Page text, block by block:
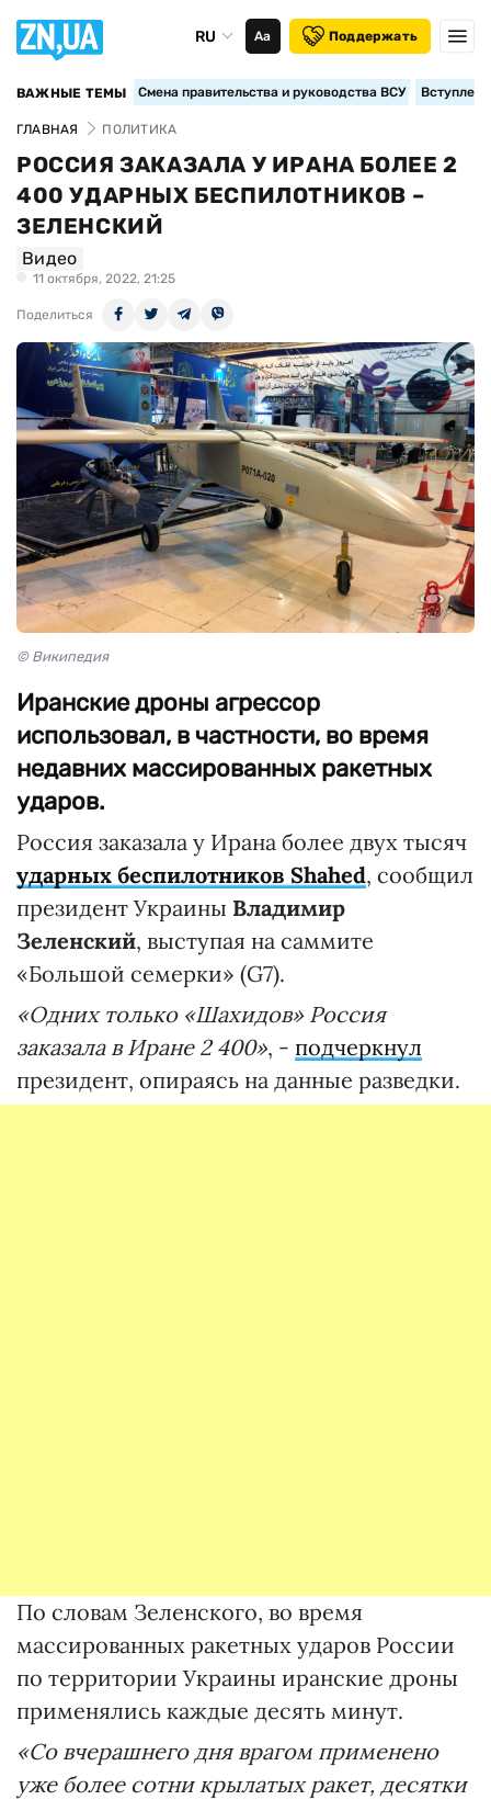
RU Аа Поддержать
ВАЖНЫЕ ТЕМЫ Смена правительства и руководства ВСУ
ГЛАВНАЯ ПОЛИТИКА
РОССИЯ ЗАКАЗАЛА У ИРАНА БОЛЕЕ 2
400 УДАРНЫХ БЕСПИЛОТНИКОВ –
ЗЕЛЕНСКИЙ
Видео
11 октября, 2022, 21:25
Поделиться
© Википедия
Иранские дроны агрессор
использовал, в частности, во время
недавних массированных ракетных
ударов.
Россия заказала у Ирана более двух тысяч
ударных беспилотников Shahed, сообщил
президент Украины Владимир
Зеленский, выступая на саммите
«Большой семерки» (G7).
«Одних только «Шахидов» Россия
заказала в Иране 2 400», - подчеркнул
президент, опираясь на данные разведки.
По словам Зеленского, во время
массированных ракетных ударов России
по территории Украины иранские дроны
применялись каждые десять минут.
«Со вчерашнего дня врагом применено
уже более сотни крылатых ракет, десятки